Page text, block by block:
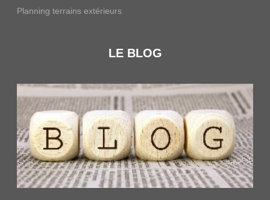
Planning terrains extérieurs
LE BLOG